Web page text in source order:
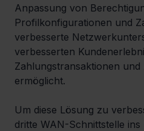
Anpassung von
Profilkonfigurationen und
verbesserte
verbesserten
Zahlungstransaktionen und
ermöglicht.
Um diese Lösung zu
dritte WAN-Schnittstelle